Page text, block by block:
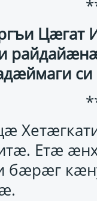
Цæгат
Етæ
бæрæг